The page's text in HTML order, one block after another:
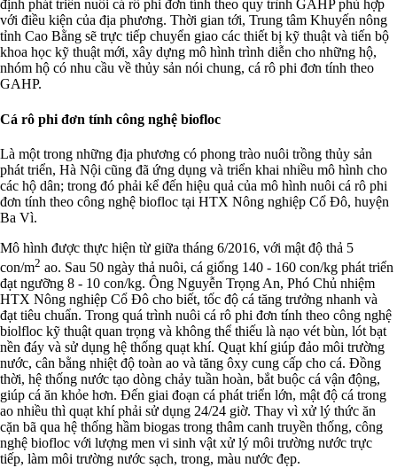
định phát triển nuôi cá rô phi đơn tính theo quy trình GAHP phù hợp
với điều kiện của địa phương. Thời gian tới, Trung tâm Khuyến nông
tỉnh Cao Bằng sẽ trực tiếp chuyển giao các thiết bị kỹ thuật và tiến bộ
khoa học kỹ thuật mới, xây dựng mô hình trình diễn cho những hộ,
nhóm hộ có nhu cầu về thủy sản nói chung, cá rô phi đơn tính theo
GAHP.
Cá rô phi đơn tính công nghệ biofloc
Là một trong những địa phương có phong trào nuôi trồng thủy sản
phát triển, Hà Nội cũng đã ứng dụng và triển khai nhiều mô hình cho
các hộ dân; trong đó phải kể đến hiệu quả của mô hình nuôi cá rô phi
đơn tính theo công nghệ biofloc tại HTX Nông nghiệp Cổ Đô, huyện
Ba Vì.
Mô hình được thực hiện từ giữa tháng 6/2016, với mật độ thả 5
con/m2 ao. Sau 50 ngày thả nuôi, cá giống 140 - 160 con/kg phát triển
đạt ngưỡng 8 - 10 con/kg. Ông Nguyễn Trọng An, Phó Chủ nhiệm
HTX Nông nghiệp Cổ Đô cho biết, tốc độ cá tăng trưởng nhanh và
đạt tiêu chuẩn. Trong quá trình nuôi cá rô phi đơn tính theo công nghệ
biolfloc kỹ thuật quan trọng và không thể thiếu là nạo vét bùn, lót bạt
nền đáy và sử dụng hệ thống quạt khí. Quạt khí giúp đảo môi trường
nước, cân bằng nhiệt độ toàn ao và tăng ôxy cung cấp cho cá. Đồng
thời, hệ thống nước tạo dòng chảy tuần hoàn, bắt buộc cá vận động,
giúp cá ăn khỏe hơn. Đến giai đoạn cá phát triển lớn, mật độ cá trong
ao nhiều thì quạt khí phải sử dụng 24/24 giờ. Thay vì xử lý thức ăn
cặn bã qua hệ thống hầm biogas trong thâm canh truyền thống, công
nghệ biofloc với lượng men vi sinh vật xử lý môi trường nước trực
tiếp, làm môi trường nước sạch, trong, màu nước đẹp.